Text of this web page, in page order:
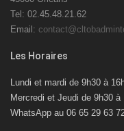
Tel: 02.45.48.21.62
Email:
Les Horaires
Lundi et mardi de 9h30 à
Mercredi et Jeudi de 9h30
WhatsApp au 06 65 29 63